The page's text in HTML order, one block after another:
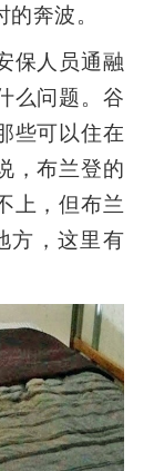
奔波。
保人员通融
么问题。谷
些可以住在
，布兰登的
上，但布兰
方，这里有